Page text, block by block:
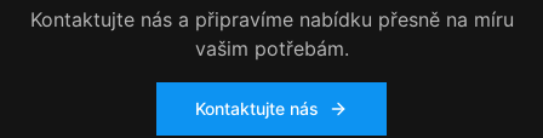
Kontaktujte nás a připravíme nabídku přesně na míru
vašim potřebám.
Kontaktujte nás